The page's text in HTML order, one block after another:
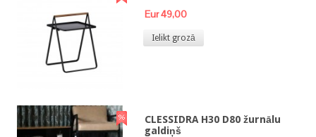
Eur 49,00
Ielikt grozā
CLESSIDRA H30 D80 žurnālu
galdiņš